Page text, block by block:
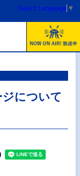
Select Language ▼
について